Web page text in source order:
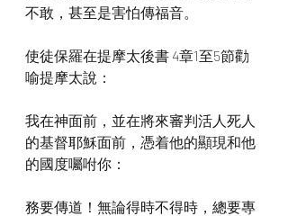
不敢，甚至是害怕傳福音。
使徒保羅在提摩太後書 4章1至5節勸
喻提摩太說：
我在神面前，並在將來審判活人死人
的基督耶穌面前，憑着他的顯現和他
的國度囑咐你：
務要傳道！無論得時不得時，總要專